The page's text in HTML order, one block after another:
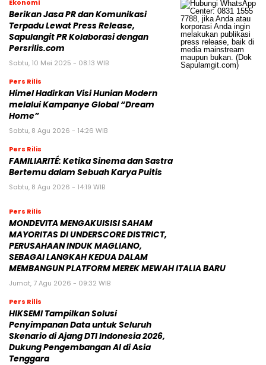
Ekonomi
Berikan Jasa PR dan Komunikasi
Terpadu Lewat Press Release,
Sapulangit PR Kolaborasi dengan
Persrilis.com
Sabtu, 10 Mei 2025 - 08:13 WIB
Pers Rilis
Himel Hadirkan Visi Hunian Modern
melalui Kampanye Global “Dream
Home”
Sabtu, 8 Agu 2026 - 14:26 WIB
Pers Rilis
FAMILIARITÉ: Ketika Sinema dan Sastra
Bertemu dalam Sebuah Karya Puitis
Sabtu, 8 Agu 2026 - 14:19 WIB
Pers Rilis
MONDEVITA MENGAKUISISI SAHAM
MAYORITAS DI UNDERSCORE DISTRICT,
PERUSAHAAN INDUK MAGLIANO,
SEBAGAI LANGKAH KEDUA DALAM
MEMBANGUN PLATFORM MEREK MEWAH ITALIA BARU
Jumat, 7 Agu 2026 - 09:32 WIB
Pers Rilis
HIKSEMI Tampilkan Solusi
Penyimpanan Data untuk Seluruh
Skenario di Ajang DTI Indonesia 2026,
Dukung Pengembangan AI di Asia
Tenggara